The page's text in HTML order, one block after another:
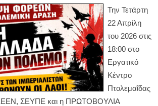
Την Τετάρτη
22 Απρίλη
του 2026 στις
18:00 στο
Εργατικό
Κέντρο
Πτολεμαΐδας
ΣΕΥΠΕ και η ΠΡΩΤΟΒΟΥΛΙΑ